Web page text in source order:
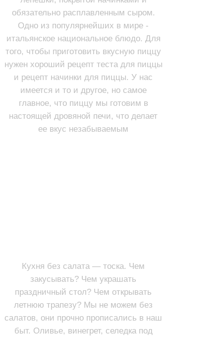
обязательно расплавленным сыром.
Одно из популярнейших в мире -
итальянское национальное блюдо. Для
того, чтобы приготовить вкусную пиццу
нужен хороший рецепт теста для пиццы
и рецепт начинки для пиццы. У нас
имеется и то и другое, но самое
главное, что пиццу мы готовим в
настоящей дровяной печи, что делает
ее вкус незабываемым
Кухня без салата — тоска. Чем
закусывать? Чем украшать
праздничный стол? Чем открывать
летнюю трапезу? Мы не можем без
салатов, они прочно прописались в наш
быт. Оливье, винегрет, селедка под